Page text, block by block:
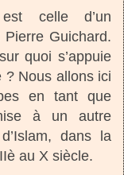
celle d’un
Guichard.
quoi s’appuie
? Nous allons ici
en tant que
à un autre
dans la
au X siècle.